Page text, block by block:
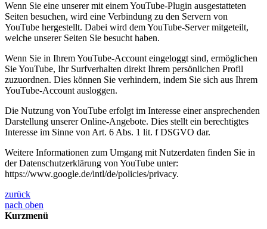
Wenn Sie eine unserer mit einem YouTube-Plugin ausgestatteten
Seiten besuchen, wird eine Verbindung zu den Servern von
YouTube hergestellt. Dabei wird dem YouTube-Server mitgeteilt,
welche unserer Seiten Sie besucht haben.
Wenn Sie in Ihrem YouTube-Account eingeloggt sind, ermöglichen
Sie YouTube, Ihr Surfverhalten direkt Ihrem persönlichen Profil
zuzuordnen. Dies können Sie verhindern, indem Sie sich aus Ihrem
YouTube-Account ausloggen.
Die Nutzung von YouTube erfolgt im Interesse einer ansprechenden
Darstellung unserer Online-Angebote. Dies stellt ein berechtigtes
Interesse im Sinne von Art. 6 Abs. 1 lit. f DSGVO dar.
Weitere Informationen zum Umgang mit Nutzerdaten finden Sie in
der Datenschutzerklärung von YouTube unter:
https://www.google.de/intl/de/policies/privacy.
zurück
nach oben
Kurzmenü